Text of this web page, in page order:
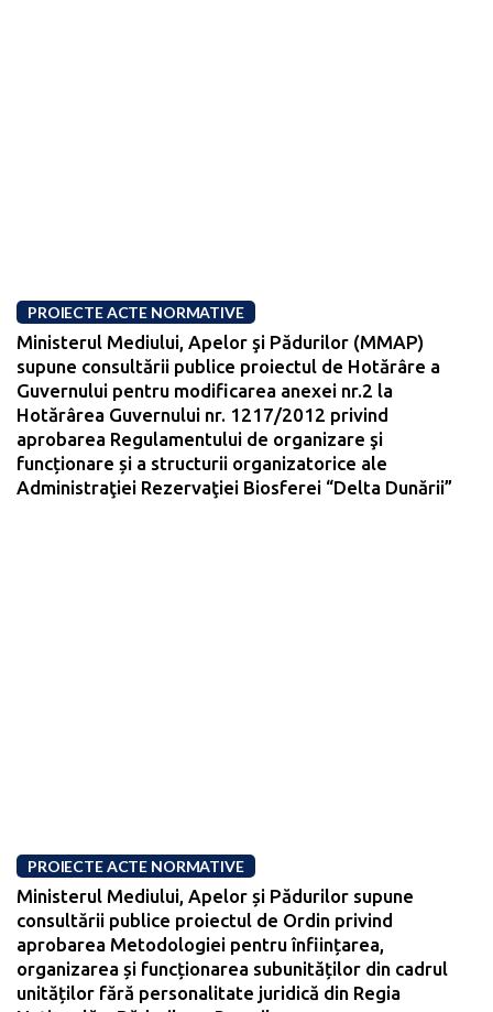
PROIECTE ACTE NORMATIVE
Ministerul Mediului, Apelor şi Pădurilor (MMAP)
supune consultării publice proiectul de Hotărâre a
Guvernului pentru modificarea anexei nr.2 la
Hotărârea Guvernului nr. 1217/2012 privind
aprobarea Regulamentului de organizare şi
funcționare și a structurii organizatorice ale
Administraţiei Rezervaţiei Biosferei “Delta Dunării”
PROIECTE ACTE NORMATIVE
Ministerul Mediului, Apelor și Pădurilor supune
consultării publice proiectul de Ordin privind
aprobarea Metodologiei pentru înființarea,
organizarea și funcționarea subunităților din cadrul
unităților fără personalitate juridică din Regia